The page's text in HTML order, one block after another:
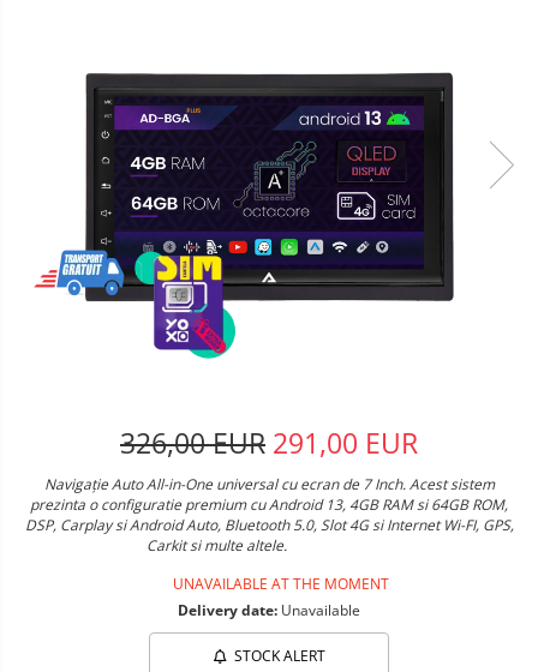
326,00 EUR 291,00 EUR
Navigație Auto All-in-One universal cu ecran de 7 Inch. Acest sistem
prezinta o configuratie premium cu Android 13, 4GB RAM si 64GB ROM,
DSP, Carplay si Android Auto, Bluetooth 5.0, Slot 4G si Internet Wi-FI, GPS,
Carkit si multe altele.
UNAVAILABLE AT THE MOMENT
Delivery date: Unavailable
STOCK ALERT